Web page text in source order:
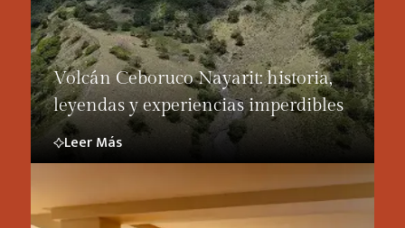
Volcán Ceboruco Nayarit: historia,
leyendas y experiencias imperdibles
Leer Más